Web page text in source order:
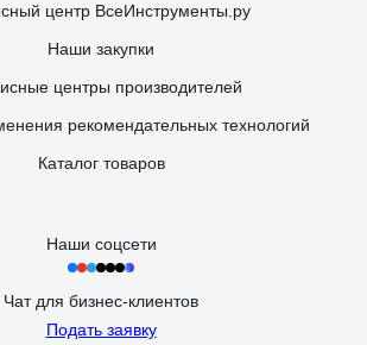
центр ВсеИнструменты.ру
Наши закупки
центры производителей
рекомендательных технологий
Каталог товаров
Наши соцсети
Чат для бизнес-клиентов
Подать заявку